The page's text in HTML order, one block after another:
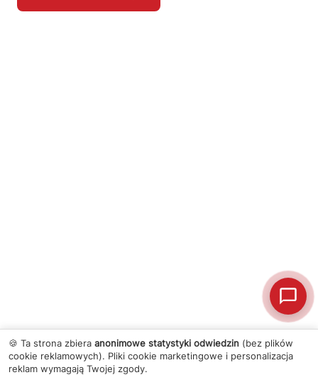
🍪 Ta strona zbiera anonimowe statystyki odwiedzin (bez plików
cookie reklamowych). Pliki cookie marketingowe i personalizacja
reklam wymagają Twojej zgody.